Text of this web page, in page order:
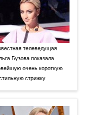
телеведущая
Бузова показала
очень короткую
стрижку